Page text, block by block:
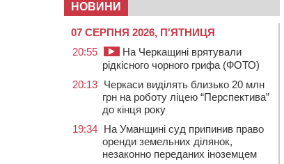
НОВИНИ
07 СЕРПНЯ 2026, П'ЯТНИЦЯ
20:55
На Черкащині врятували
рідкісного чорного грифа (ФОТО)
20:13 Черкаси виділять близько 20 млн
грн на роботу ліцею “Перспектива”
до кінця року
19:34 На Уманщині суд припинив право
оренди земельних ділянок,
незаконно переданих іноземцем